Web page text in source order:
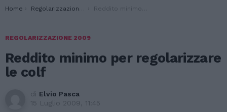
You are here:
Home Regolarizzazione 2009 Reddito minimo per regolarizzare le colf
REGOLARIZZAZIONE 2009
Reddito minimo per regolarizzare
le colf
di Elvio Pasca
15 Luglio 2009, 11:45